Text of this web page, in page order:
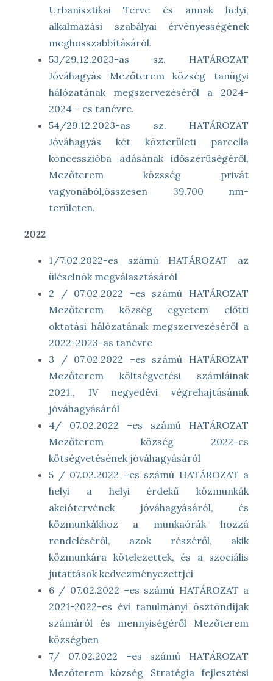
Urbanisztikai Terve és annak helyi,
alkalmazási szabályai érvényességének
meghosszabbításáról.
53/29.12.2023-as sz. HATÁROZAT
Jóváhagyás Mezőterem község tanügyi
hálózatának megszervezéséről a 2024-
2024 – es tanévre.
54/29.12.2023-as sz. HATÁROZAT
Jóváhagyás két közterületi parcella
koncesszióba adásának időszerűségéről,
Mezőterem közsség privát
vagyonából,összesen 39.700 nm-
területen.
2022
1/7.02.2022-es számú HATÁROZAT az
üléselnök megválasztásáról
2 / 07.02.2022 –es számú HATÁROZAT
Mezőterem község egyetem előtti
oktatási hálózatának megszervezéséről a
2022-2023-as tanévre
3 / 07.02.2022 –es számú HATÁROZAT
Mezőterem költségvetési számláinak
2021., IV negyedévi végrehajtásának
jóváhagyásáról
4/ 07.02.2022 –es számú HATÁROZAT
Mezőterem község 2022-es
kötségvetésének jóváhagyásáról
5 / 07.02.2022 –es számú HATÁROZAT a
helyi a helyi érdekű közmunkák
akciótervének jóváhagyásáról, és
közmunkákhoz a munkaórák hozzá
rendeléséről, azok részéről, akik
közmunkára kötelezettek, és a szociális
jutattások kedvezményezettjei
6 / 07.02.2022 –es számú HATÁROZAT a
2021-2022-es évi tanulmányi ösztöndíjak
számáról és mennyiségéről Mezőterem
községben
7/ 07.02.2022 –es számú HATÁROZAT
Mezőterem község Stratégia fejlesztési